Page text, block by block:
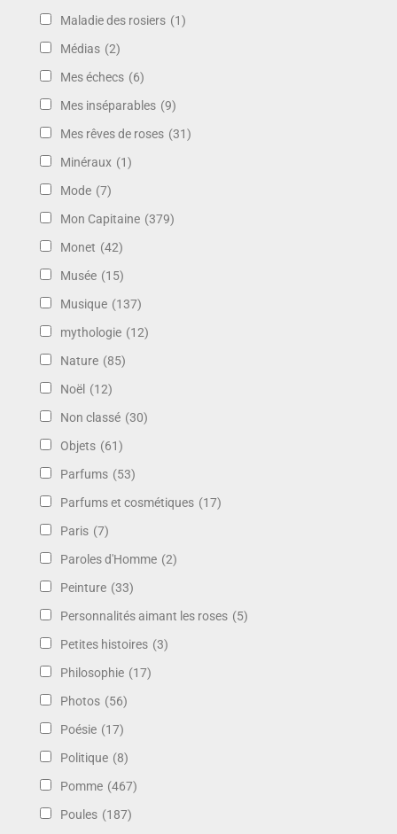
Maladie des rosiers (1)
Médias (2)
Mes échecs (6)
Mes inséparables (9)
Mes rêves de roses (31)
Minéraux (1)
Mode (7)
Mon Capitaine (379)
Monet (42)
Musée (15)
Musique (137)
mythologie (12)
Nature (85)
Noël (12)
Non classé (30)
Objets (61)
Parfums (53)
Parfums et cosmétiques (17)
Paris (7)
Paroles d'Homme (2)
Peinture (33)
Personnalités aimant les roses (5)
Petites histoires (3)
Philosophie (17)
Photos (56)
Poésie (17)
Politique (8)
Pomme (467)
Poules (187)